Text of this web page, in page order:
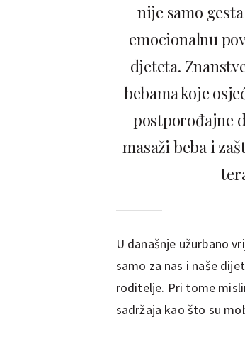
nije samo
emocionalnu
djeteta.
bebama koje
postporođajne
masaži beba i
U današnje užurbano
samo za nas i naše
roditelje. Pri tome
sadržaja kao što su